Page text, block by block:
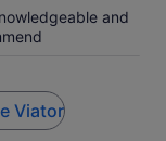
and
Viator